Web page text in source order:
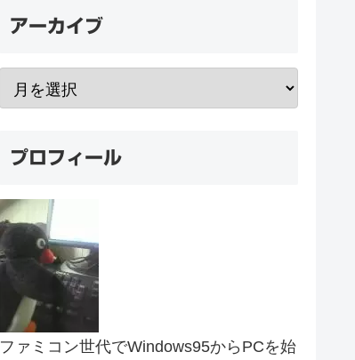
アーカイブ
プロフィール
ファミコン世代でWindows95からPCを始